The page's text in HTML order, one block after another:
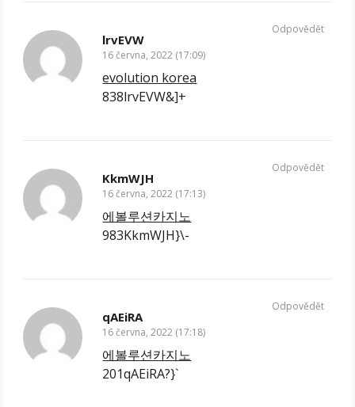
lrvEVW
16 června, 2022 (17:09)
evolution korea
838lrvEVW&]+
Odpovědět
KkmWJH
16 června, 2022 (17:13)
에볼루션카지노
983KkmWJH}\-
Odpovědět
qAEiRA
16 června, 2022 (17:18)
에볼루션카지노
201qAEiRA?}`
Odpovědět